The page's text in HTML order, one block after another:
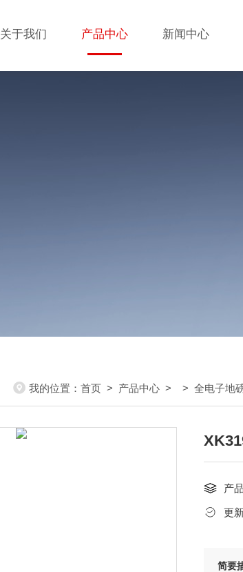
关于我们 产品中心 新闻中心
我的位置： 首页 > 产品中心 > > 全电子地
产
更
简要